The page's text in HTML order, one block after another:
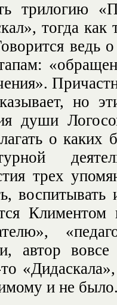
трилогию
тогда как
ведь
но
души
о
трех
воспитывать
автор
то
и не